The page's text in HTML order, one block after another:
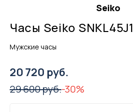
Seiko
Часы Seiko SNKL45J1
Мужские часы
20 720 руб.
29 600 руб.-30%